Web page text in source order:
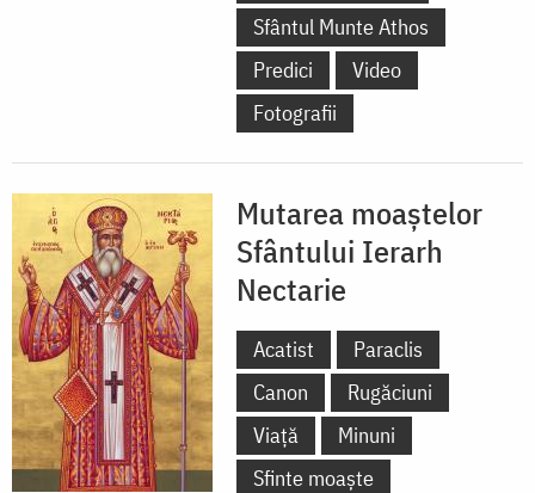
Sfântul Munte Athos
Predici
Video
Fotografii
Mutarea moaștelor
Sfântului Ierarh
Nectarie
Acatist
Paraclis
Canon
Rugăciuni
Viață
Minuni
Sfinte moaște